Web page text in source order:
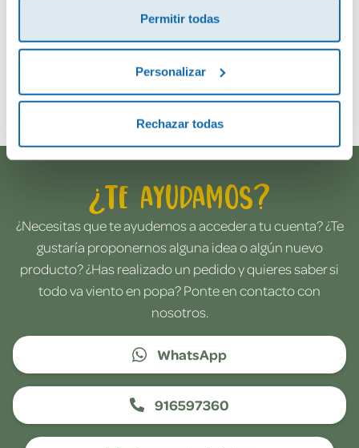
Permitir todas
Personalizar
Rechazar todas
¿Te ayudamos?
¿Necesitas que te ayudemos a acceder a tu cuenta? ¿Te
gustaría proponernos alguna idea o algún nuevo
producto? ¿Has realizado un pedido y quieres saber si
todo va viento en popa? Ponte en contacto con
nosotros.
WhatsApp
916597360